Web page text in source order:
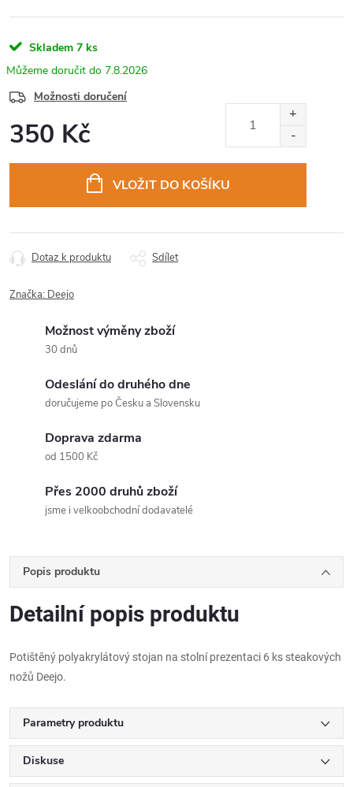
Skladem 7 ks
7.8.2026
Možnosti doručení
350 Kč
VLOŽIT DO KOŠÍKU
Dotaz k produktu Sdílet
Značka: Deejo
Možnost výměny zboží
30 dnů
Odeslání do druhého dne
doručujeme po Česku a Slovensku
Doprava zdarma
od 1500 Kč
Přes 2000 druhů zboží
jsme i velkoobchodní dodavatelé
Popis produktu
Detailní popis produktu
Potištěný polyakrylátový stojan na stolní prezentaci 6 ks steakových
nožů Deejo.
Parametry produktu
Diskuse